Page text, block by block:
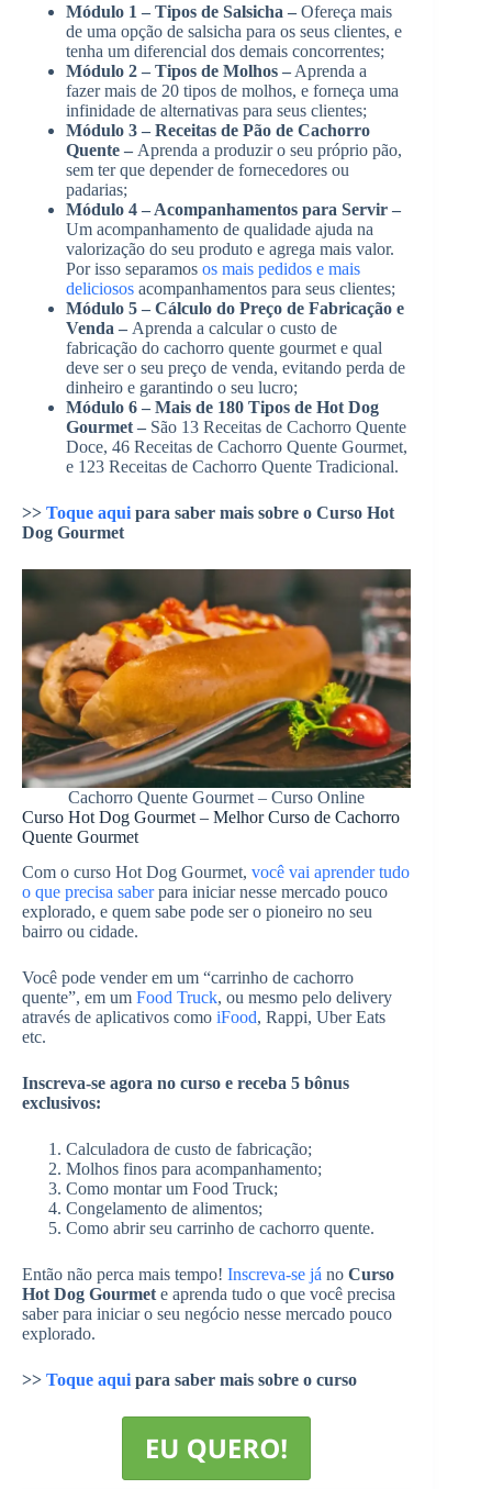
Módulo 1 – Tipos de Salsicha – Ofereça mais
de uma opção de salsicha para os seus clientes, e
tenha um diferencial dos demais concorrentes;
Módulo 2 – Tipos de Molhos – Aprenda a
fazer mais de 20 tipos de molhos, e forneça uma
infinidade de alternativas para seus clientes;
Módulo 3 – Receitas de Pão de Cachorro
Quente – Aprenda a produzir o seu próprio pão,
sem ter que depender de fornecedores ou
padarias;
Módulo 4 – Acompanhamentos para Servir –
Um acompanhamento de qualidade ajuda na
valorização do seu produto e agrega mais valor.
Por isso separamos os mais pedidos e mais
deliciosos acompanhamentos para seus clientes;
Módulo 5 – Cálculo do Preço de Fabricação e
Venda – Aprenda a calcular o custo de
fabricação do cachorro quente gourmet e qual
deve ser o seu preço de venda, evitando perda de
dinheiro e garantindo o seu lucro;
Módulo 6 – Mais de 180 Tipos de Hot Dog
Gourmet – São 13 Receitas de Cachorro Quente
Doce, 46 Receitas de Cachorro Quente Gourmet,
e 123 Receitas de Cachorro Quente Tradicional.
>> Toque aqui para saber mais sobre o Curso Hot
Dog Gourmet
Cachorro Quente Gourmet – Curso Online
Curso Hot Dog Gourmet – Melhor Curso de Cachorro
Quente Gourmet
Com o curso Hot Dog Gourmet, você vai aprender tudo
o que precisa saberpara iniciar nesse mercado pouco
explorado, e quem sabe pode ser o pioneiro no seu
bairro ou cidade.
Você pode vender em um “carrinho de cachorro
quente”, em um Food Truck, ou mesmo pelo delivery
através de aplicativos como iFood, Rappi, Uber Eats
etc.
Inscreva-se agora no curso e receba 5 bônus
exclusivos:
Calculadora de custo de fabricação;
Molhos finos para acompanhamento;
Como montar um Food Truck;
Congelamento de alimentos;
Como abrir seu carrinho de cachorro quente.
Então não perca mais tempo! Inscreva-se já no Curso
Hot Dog Gourmet e aprenda tudo o que você precisa
saber para iniciar o seu negócio nesse mercado pouco
explorado.
>> Toque aqui para saber mais sobre o curso